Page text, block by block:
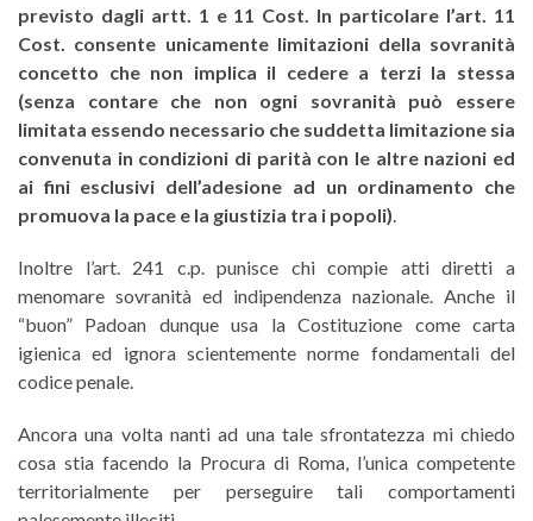
previsto dagli artt. 1 e 11 Cost. In particolare l’art. 11
Cost. consente unicamente limitazioni della sovranità
concetto che non implica il cedere a terzi la stessa
(senza contare che non ogni sovranità può essere
limitata essendo necessario che suddetta limitazione sia
convenuta in condizioni di parità con le altre nazioni ed
ai fini esclusivi dell’adesione ad un ordinamento che
promuova la pace e la giustizia tra i popoli)
Inoltre l’art. 241 c.p. punisce chi compie atti diretti a
menomare sovranità ed indipendenza nazionale. Anche il
“buon” Padoan dunque usa la Costituzione come carta
igienica ed ignora scientemente norme fondamentali del
codice penale.
Ancora una volta nanti ad una tale sfrontatezza mi chiedo
cosa stia facendo la Procura di Roma, l’unica competente
territorialmente per perseguire tali comportamenti